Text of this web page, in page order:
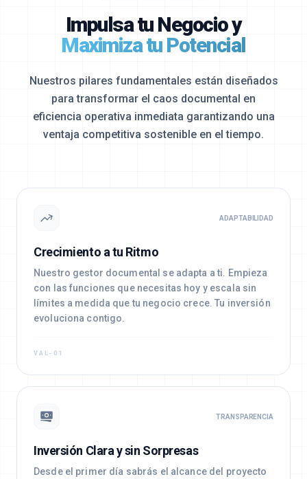
Impulsa tu Negocio y
Maximiza tu Potencial
Nuestros pilares fundamentales están diseñados
para transformar el caos documental en
eficiencia operativa inmediata garantizando una
ventaja competitiva sostenible en el tiempo.
ADAPTABILIDAD
Crecimiento a tu Ritmo
Nuestro gestor documental se adapta a ti. Empieza
con las funciones que necesitas hoy y escala sin
límites a medida que tu negocio crece. Tu inversión
evoluciona contigo.
VAL-01
TRANSPARENCIA
Inversión Clara y sin Sorpresas
Desde el primer día sabrás el alcance del proyecto